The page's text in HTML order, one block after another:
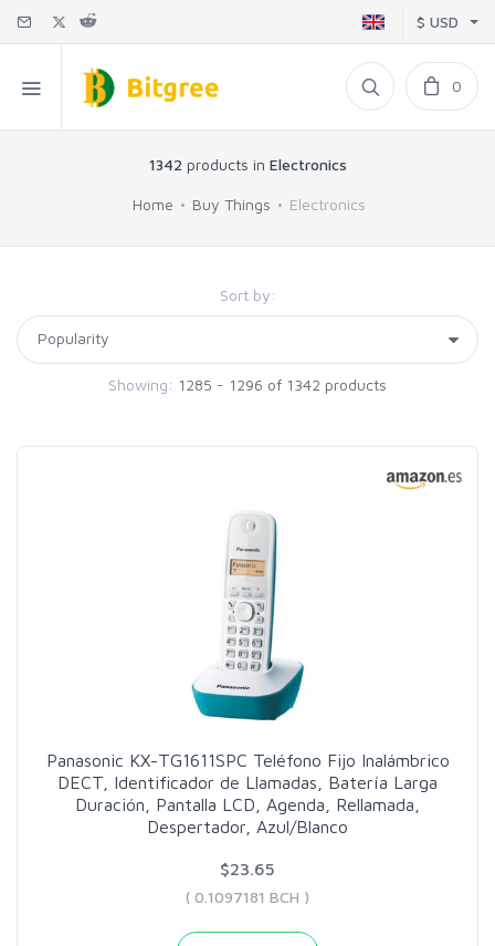
$ USD
0
1342 products in Electronics
Home Buy Things Electronics
Sort by:
Showing: 1285 - 1296 of 1342 products
Panasonic KX-TG1611SPC Teléfono Fijo Inalámbrico
DECT, Identificador de Llamadas, Batería Larga
Duración, Pantalla LCD, Agenda, Rellamada,
Despertador, Azul/Blanco
$23.65
( 0.1097181 BCH )